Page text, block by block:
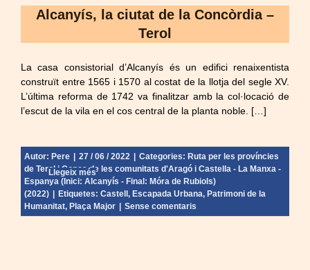
Alcanyís, la ciutat de la Concòrdia –
Terol
La casa consistorial d’Alcanyís és un edifici renaixentista
construït entre 1565 i 1570 al costat de la llotja del segle XV.
L’última reforma de 1742 va finalitzar amb la col·locació de
l’escut de la vila en el cos central de la planta noble. […]
Autor: Pere 27 / 06 / 2022 Categories: Ruta per les províncies
de Terol i Conca de les comunitats d'Aragó i Castella - La Manxa -
Espanya (Inici: Alcanyís - Final: Móra de Rubiols)
(2022)
Etiquetes: Castell , Escapada Urbana, Patrimoni de la
Humanitat, Plaça Major Sense comentaris
Llegeix més